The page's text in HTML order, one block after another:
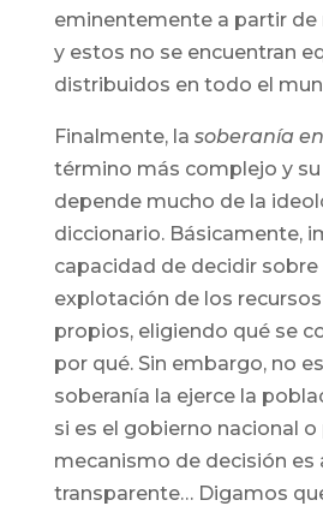
eminentemente a partir de
y estos no se encuentran
distribuidos en todo el
Finalmente, la soberanía
término más complejo y
depende mucho de la
diccionario. Básicamente,
capacidad de decidir sobre
explotación de los
propios, eligiendo qué se
por qué. Sin embargo, no
soberanía la ejerce la
si es el gobierno nacional o
mecanismo de decisión es
transparente… Digamos